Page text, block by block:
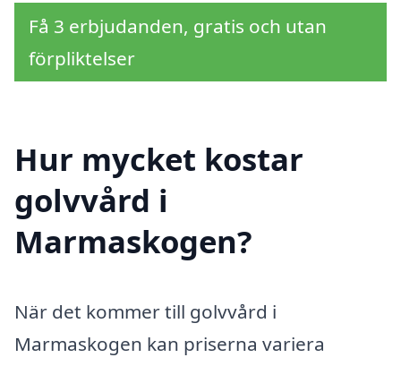
Få 3 erbjudanden, gratis och utan
förpliktelser
Hur mycket kostar
golvvård i
Marmaskogen?
När det kommer till golvvård i
Marmaskogen kan priserna variera